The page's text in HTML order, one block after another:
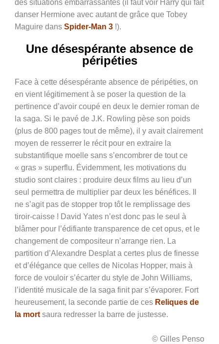
des situations embarrassantes (il faut voir Harry qui fait
danser Hermione avec autant de grâce que Tobey
Maguire dans Spider-Man 3 !).
Une désespérante absence de
péripéties
Face à cette désespérante absence de péripéties, on
en vient légitimement à se poser la question de la
pertinence d’avoir coupé en deux le dernier roman de
la saga. Si le pavé de J.K. Rowling pèse son poids
(plus de 800 pages tout de même), il y avait clairement
moyen de resserrer le récit pour en extraire la
substantifique moelle sans s’encombrer de tout ce
« gras » superflu. Évidemment, les motivations du
studio sont claires : produire deux films au lieu d’un
seul permettra de multiplier par deux les bénéfices. Il
ne s’agit pas de stopper trop tôt le remplissage des
tiroir-caisse ! David Yates n’est donc pas le seul à
blâmer pour l’édifiante transparence de cet opus, et le
changement de compositeur n’arrange rien. La
partition d’Alexandre Desplat a certes plus de finesse
et d’élégance que celles de Nicolas Hopper, mais à
force de vouloir s’écarter du style de John Williams,
l’identité musicale de la saga finit par s’évaporer. Fort
heureusement, la seconde partie de ces Reliques de
la mort saura redresser la barre de justesse.
© Gilles Penso